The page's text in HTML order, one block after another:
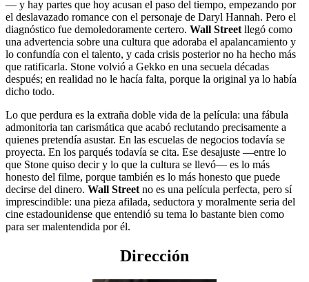
— y hay partes que hoy acusan el paso del tiempo, empezando por
el deslavazado romance con el personaje de Daryl Hannah. Pero el
diagnóstico fue demoledoramente certero. Wall Street llegó como
una advertencia sobre una cultura que adoraba el apalancamiento y
lo confundía con el talento, y cada crisis posterior no ha hecho más
que ratificarla. Stone volvió a Gekko en una secuela décadas
después; en realidad no le hacía falta, porque la original ya lo había
dicho todo.
Lo que perdura es la extraña doble vida de la película: una fábula
admonitoria tan carismática que acabó reclutando precisamente a
quienes pretendía asustar. En las escuelas de negocios todavía se
proyecta. En los parqués todavía se cita. Ese desajuste —entre lo
que Stone quiso decir y lo que la cultura se llevó— es lo más
honesto del filme, porque también es lo más honesto que puede
decirse del dinero. Wall Street no es una película perfecta, pero sí
imprescindible: una pieza afilada, seductora y moralmente seria del
cine estadounidense que entendió su tema lo bastante bien como
para ser malentendida por él.
Dirección